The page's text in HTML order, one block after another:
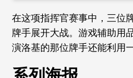
在这项指挥官赛事中，三位
牌手展开大战。游戏辅助用
演洛基的那位牌手还能利用